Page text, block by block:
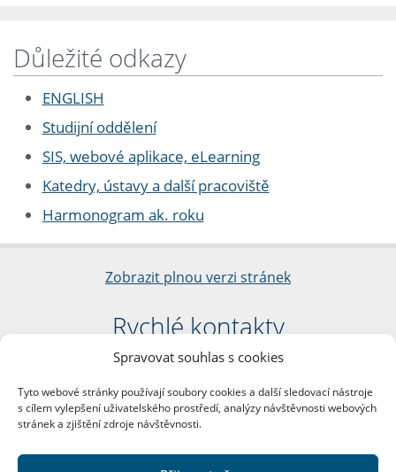
Spravovat souhlas s cookies
Tyto webové stránky používají soubory cookies a další sledovací nástroje
s cílem vylepšení uživatelského prostředí, analýzy návštěvnosti webových
stránek a zjištění zdroje návštěvnosti.
Důležité odkazy
ENGLISH
Studijní oddělení
SIS, webové aplikace, eLearning
Katedry, ústavy a další pracoviště
Harmonogram ak. roku
Zobrazit plnou verzi stránek
Rychlé kontakty
Filozofická fakulta
nám. Jana Palacha 1/2
116 38 Praha 1
DIČ: CZ00216208